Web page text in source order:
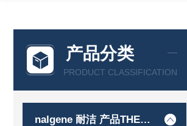
产品分类
PRODUCT CLASSIFICATION
nalgene 耐洁 产品THERMO 赛默飞